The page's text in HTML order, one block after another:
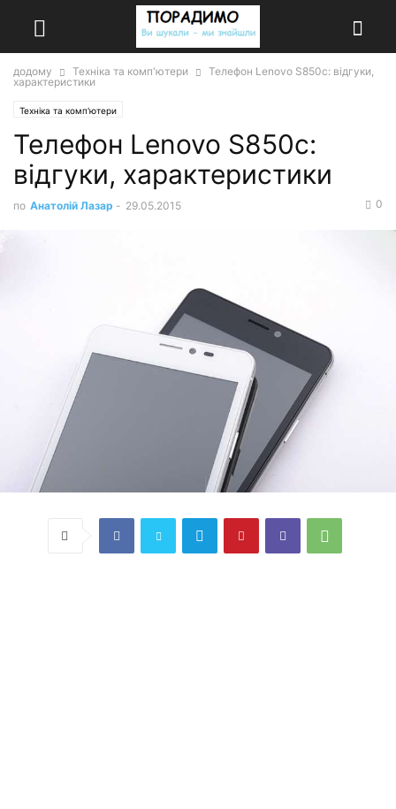
додому Техніка та комп'ютери
Телефон Lenovo S850c: відгуки,
характеристики
Техніка та комп'ютери
Телефон Lenovo S850c:
відгуки, характеристики
по Анатолій Лазар - 29.05.2015 0